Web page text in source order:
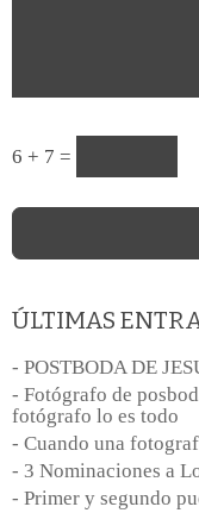
6 + 7 =
ÚLTIMAS
- POSTBODA DE
- Fotógrafo de
fotógrafo lo es todo
- Cuando una
- 3 Nominaciones a
- Primer y segundo